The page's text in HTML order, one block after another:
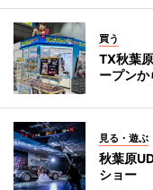
買う
TX秋葉
ープンか
見る・遊ぶ
秋葉原
ショー